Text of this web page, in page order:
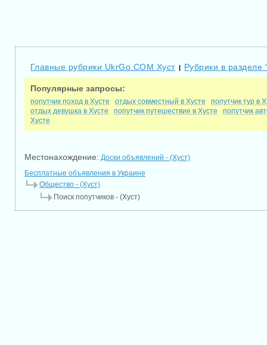
Главные рубрики UkrGo.COM Хуст | Рубрики в
Популярные запросы:
попутчик поход в Хусте отдых совместный в Хусте
попутчик тур в
отдых девушка в Хусте
попутчик путешествие в Хусте
попутчик
Хусте
Местонахождение: Доски объявлений - (Хуст)
Бесплатные объявления в Украине
Общество - (Хуст)
Поиск попутчиков - (Хуст)